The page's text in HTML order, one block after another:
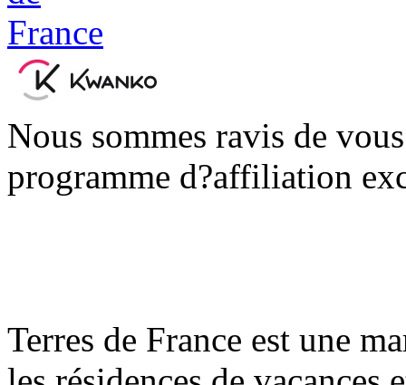
Nous sommes ravis de
programme d?affiliation
Terres de France est une